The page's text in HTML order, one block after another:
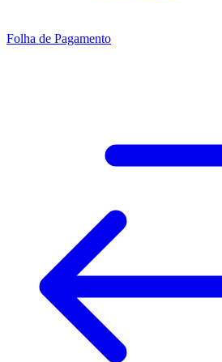
Folha de Pagamento